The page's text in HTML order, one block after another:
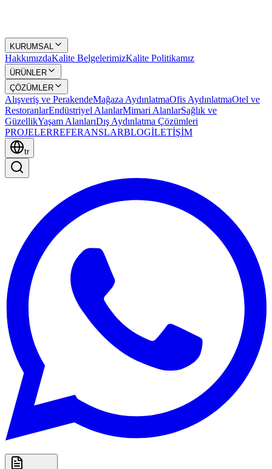
KURUMSAL
HakkımızdaKalite BelgelerimizKalite Politikamız
ÜRÜNLER
ÇÖZÜMLER
Alışveriş ve PerakendeMağaza AydınlatmaOfis AydınlatmaOtel ve
RestoranlarEndüstriyel AlanlarMimari AlanlarSağlık ve
GüzellikYaşam AlanlarıDış Aydınlatma Çözümleri
PROJELERREFERANSLARBLOGİLETİŞİM
tr